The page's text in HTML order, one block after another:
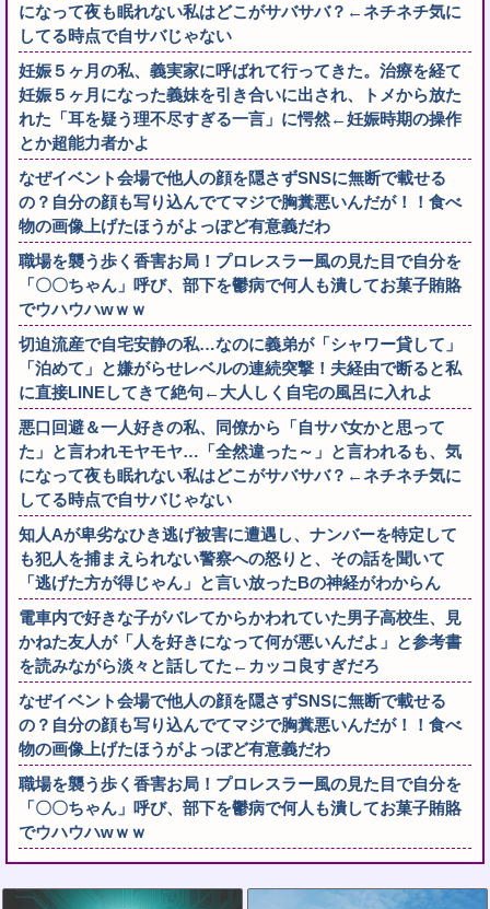
になって夜も眠れない私はどこがサバサバ？←ネチネチ気に
してる時点で自サバじゃない
妊娠５ヶ月の私、義実家に呼ばれて行ってきた。治療を経て
妊娠５ヶ月になった義妹を引き合いに出され、トメから放た
れた「耳を疑う理不尽すぎる一言」に愕然←妊娠時期の操作
とか超能力者かよ
なぜイベント会場で他人の顔を隠さずSNSに無断で載せる
の？自分の顔も写り込んでてマジで胸糞悪いんだが！！食べ
物の画像上げたほうがよっぽど有意義だわ
職場を襲う歩く香害お局！プロレスラー風の見た目で自分を
「〇〇ちゃん」呼び、部下を鬱病で何人も潰してお菓子賄賂
でウハウハwｗｗ
切迫流産で自宅安静の私…なのに義弟が「シャワー貸して」
「泊めて」と嫌がらせレベルの連続突撃！夫経由で断ると私
に直接LINEしてきて絶句←大人しく自宅の風呂に入れよ
悪口回避＆一人好きの私、同僚から「自サバ女かと思って
た」と言われモヤモヤ…「全然違った～」と言われるも、気
になって夜も眠れない私はどこがサバサバ？←ネチネチ気に
してる時点で自サバじゃない
知人Aが卑劣なひき逃げ被害に遭遇し、ナンバーを特定して
も犯人を捕まえられない警察への怒りと、その話を聞いて
「逃げた方が得じゃん」と言い放ったBの神経がわからん
電車内で好きな子がバレてからかわれていた男子高校生、見
かねた友人が「人を好きになって何が悪いんだよ」と参考書
を読みながら淡々と話してた←カッコ良すぎだろ
なぜイベント会場で他人の顔を隠さずSNSに無断で載せる
の？自分の顔も写り込んでてマジで胸糞悪いんだが！！食べ
物の画像上げたほうがよっぽど有意義だわ
職場を襲う歩く香害お局！プロレスラー風の見た目で自分を
「〇〇ちゃん」呼び、部下を鬱病で何人も潰してお菓子賄賂
でウハウハwｗｗ